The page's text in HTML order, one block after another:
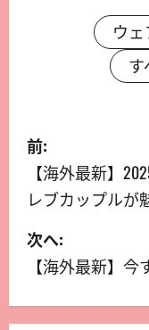
ウ
す
前:
【海外最新】
レブカップルが
次へ:
【海外最新】